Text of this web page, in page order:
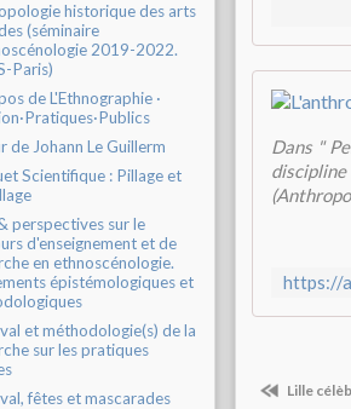
historique des arts
(séminaire
2019-2022.
Paris)
de L'Ethnographie ·
de Johann Le Guillerm
Scientifique : Pillage et
perspectives sur le
d'enseignement et de
en ethnoscénologie.
épistémologiques et
et méthodologie(s) de la
sur les pratiques
fêtes et mascarades
Dans "
Lille